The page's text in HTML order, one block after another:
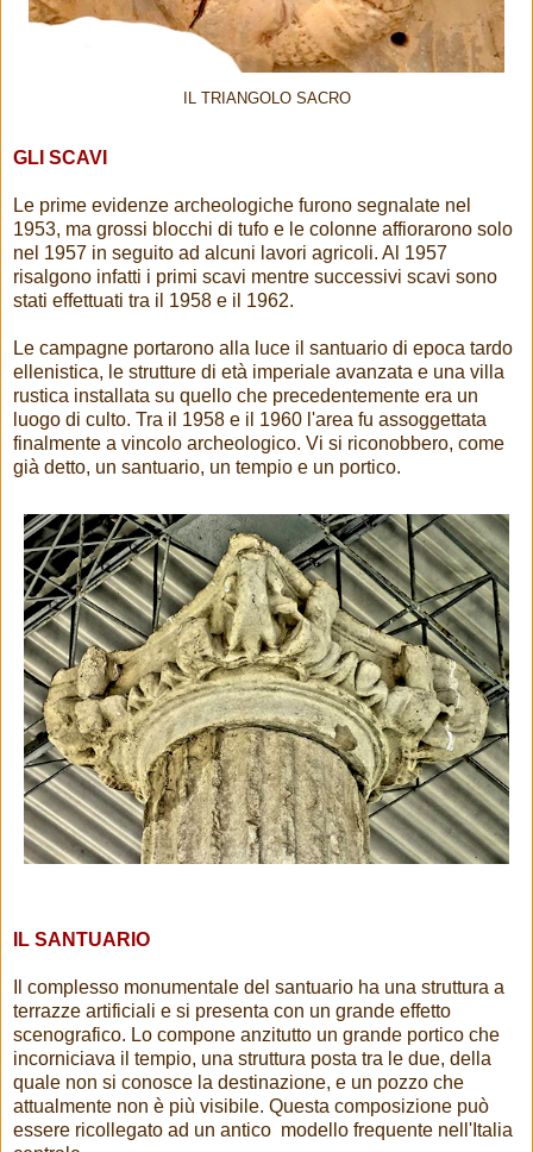
IL TRIANGOLO SACRO
GLI SCAVI
Le prime evidenze archeologiche furono segnalate nel
1953, ma grossi blocchi di tufo e le colonne affiorarono solo
nel 1957 in seguito ad alcuni lavori agricoli. Al 1957
risalgono infatti i primi scavi mentre successivi scavi sono
stati effettuati tra il 1958 e il 1962.
Le campagne portarono alla luce il santuario di epoca tardo
ellenistica, le strutture di età imperiale avanzata e una villa
rustica installata su quello che precedentemente era un
luogo di culto. Tra il 1958 e il 1960 l'area fu assoggettata
finalmente a vincolo archeologico. Vi si riconobbero, come
già detto, un santuario, un tempio e un portico.
IL SANTUARIO
Il complesso monumentale del santuario ha una struttura a
terrazze artificiali e si presenta con un grande effetto
scenografico. Lo compone anzitutto un grande portico che
incorniciava il tempio, una struttura posta tra le due, della
quale non si conosce la destinazione, e un pozzo che
attualmente non è più visibile. Questa composizione può
essere ricollegato ad un antico modello frequente nell'Italia